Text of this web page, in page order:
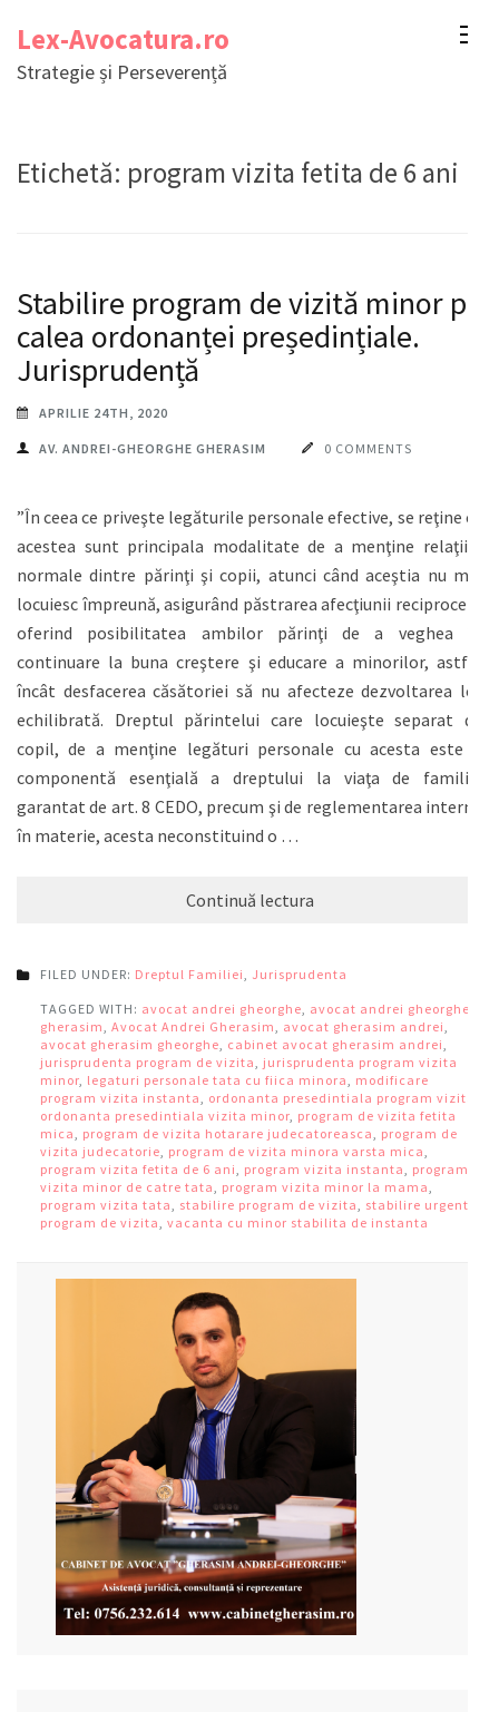
conținut
Lex-Avocatura.ro
Strategie și Perseverență
Etichetă: program vizita fetita de 6 ani
Stabilire program de vizită minor pe
calea ordonanței președințiale.
Jurisprudență
APRILIE 24TH, 2020
AV. ANDREI-GHEORGHE GHERASIM 0 COMMENTS
”În ceea ce priveşte legăturile personale efective, se reţine că
acestea sunt principala modalitate de a menţine relaţiile
normale dintre părinţi şi copii, atunci când aceştia nu mai
locuiesc împreună, asigurând păstrarea afecţiunii reciproce şi
oferind posibilitatea ambilor părinţi de a veghea în
continuare la buna creştere şi educare a minorilor, astfel
încât desfacerea căsătoriei să nu afecteze dezvoltarea lor
echilibrată. Dreptul părintelui care locuieşte separat de
copil, de a menţine legături personale cu acesta este o
componentă esenţială a dreptului la viaţa de familie,
garantat de art. 8 CEDO, precum şi de reglementarea internă
în materie, acesta neconstituind o …
Continuă lectura
FILED UNDER: Dreptul Familiei, Jurisprudenta
TAGGED WITH: avocat andrei gheorghe, avocat andrei gheorghe
gherasim, Avocat Andrei Gherasim, avocat gherasim andrei,
avocat gherasim gheorghe, cabinet avocat gherasim andrei,
jurisprudenta program de vizita, jurisprudenta program vizita
minor, legaturi personale tata cu fiica minora, modificare
program vizita instanta, ordonanta presedintiala program vizita
ordonanta presedintiala vizita minor, program de vizita fetita
mica, program de vizita hotarare judecatoreasca, program de
vizita judecatorie, program de vizita minora varsta mica,
program vizita fetita de 6 ani, program vizita instanta, program
vizita minor de catre tata, program vizita minor la mama,
program vizita tata, stabilire program de vizita, stabilire urgent
program de vizita, vacanta cu minor stabilita de instanta